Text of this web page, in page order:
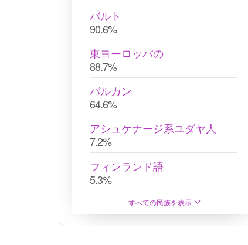
バルト
90.6%
東ヨーロッパの
88.7%
バルカン
64.6%
アシュケナージ系ユダヤ人
7.2%
フィンランド語
5.3%
すべての民族を表示